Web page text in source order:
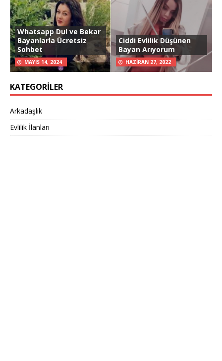
Whatsapp Dul ve Bekar
Bayanlarla Ücretsiz
Sohbet
MAYIS 14, 2024
Ciddi Evlilik Düşünen
Bayan Arıyorum
HAZIRAN 27, 2022
KATEGORILER
Arkadaşlık
Evlilik İlanları